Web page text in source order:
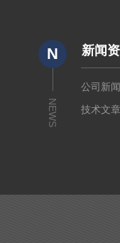
N
NEWS
新闻
公司新
技术文